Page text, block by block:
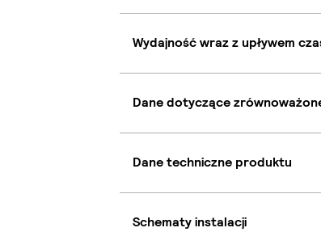
Wydajność wraz z upływem
Dane dotyczące
Dane techniczne produktu
Schematy instalacji